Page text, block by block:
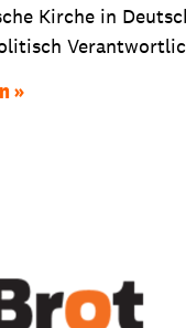
Kirche in